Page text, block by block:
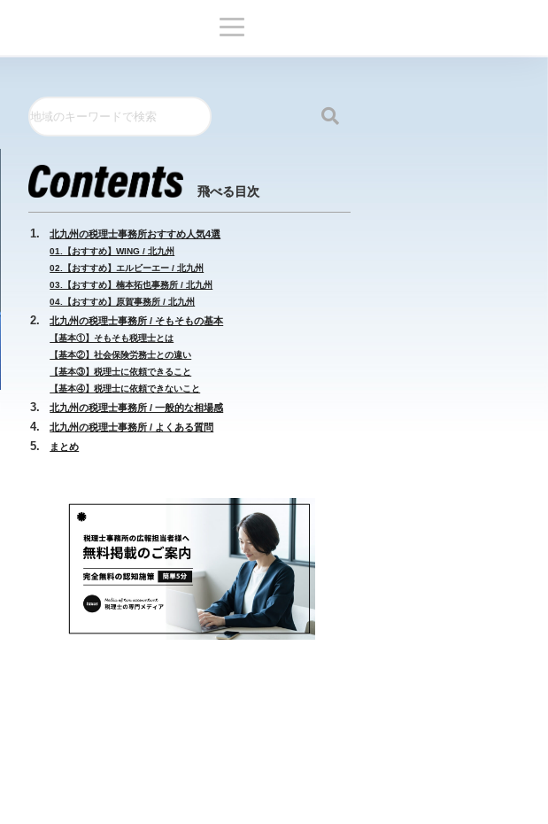
北九州の税理士事務所おすすめ人気4選
01.【おすすめ】WING / 北九州
02.【おすすめ】エルビーエー / 北九州
03.【おすすめ】楠本拓也事務所 / 北九州
04.【おすすめ】原賀事務所 / 北九州
北九州の税理士事務所 / そもそもの基本
【基本①】そもそも税理士とは
【基本②】社会保険労務士との違い
【基本③】税理士に依頼できること
【基本④】税理士に依頼できないこと
北九州の税理士事務所 / 一般的な相場感
北九州の税理士事務所 / よくある質問
まとめ